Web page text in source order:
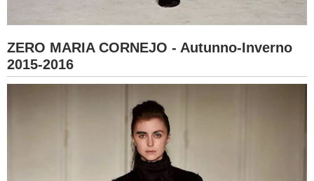
ZERO MARIA CORNEJO - Autunno-Inverno
2015-2016